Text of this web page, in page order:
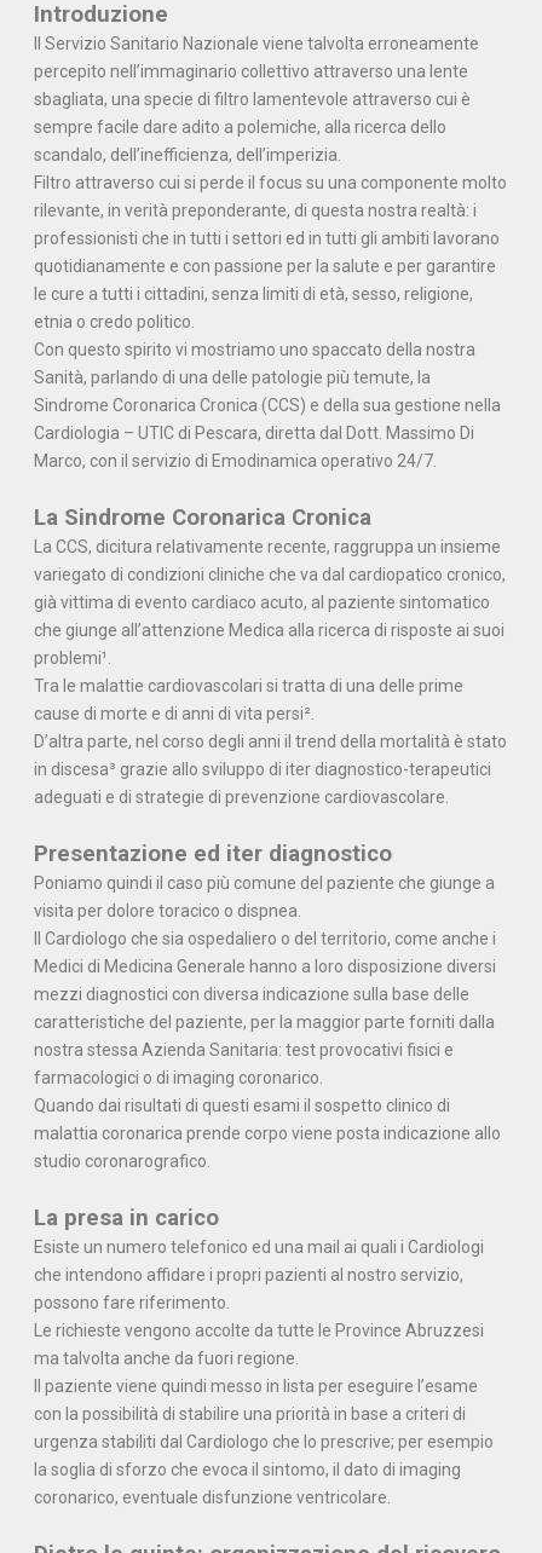
Introduzione
Il Servizio Sanitario Nazionale viene talvolta erroneamente
percepito nell’immaginario collettivo attraverso una lente
sbagliata, una specie di filtro lamentevole attraverso cui è
sempre facile dare adito a polemiche, alla ricerca dello
scandalo, dell’inefficienza, dell’imperizia.
Filtro attraverso cui si perde il focus su una componente molto
rilevante, in verità preponderante, di questa nostra realtà: i
professionisti che in tutti i settori ed in tutti gli ambiti lavorano
quotidianamente e con passione per la salute e per garantire
le cure a tutti i cittadini, senza limiti di età, sesso, religione,
etnia o credo politico.
Con questo spirito vi mostriamo uno spaccato della nostra
Sanità, parlando di una delle patologie più temute, la
Sindrome Coronarica Cronica (CCS) e della sua gestione nella
Cardiologia – UTIC di Pescara, diretta dal Dott. Massimo Di
Marco, con il servizio di Emodinamica operativo 24/7.
La Sindrome Coronarica Cronica
La CCS, dicitura relativamente recente, raggruppa un insieme
variegato di condizioni cliniche che va dal cardiopatico cronico,
già vittima di evento cardiaco acuto, al paziente sintomatico
che giunge all’attenzione Medica alla ricerca di risposte ai suoi
problemi¹.
Tra le malattie cardiovascolari si tratta di una delle prime
cause di morte e di anni di vita persi².
D’altra parte, nel corso degli anni il trend della mortalità è stato
in discesa³ grazie allo sviluppo di iter diagnostico-terapeutici
adeguati e di strategie di prevenzione cardiovascolare.
Presentazione ed iter diagnostico
Poniamo quindi il caso più comune del paziente che giunge a
visita per dolore toracico o dispnea.
Il Cardiologo che sia ospedaliero o del territorio, come anche i
Medici di Medicina Generale hanno a loro disposizione diversi
mezzi diagnostici con diversa indicazione sulla base delle
caratteristiche del paziente, per la maggior parte forniti dalla
nostra stessa Azienda Sanitaria: test provocativi fisici e
farmacologici o di imaging coronarico.
Quando dai risultati di questi esami il sospetto clinico di
malattia coronarica prende corpo viene posta indicazione allo
studio coronarografico.
La presa in carico
Esiste un numero telefonico ed una mail ai quali i Cardiologi
che intendono affidare i propri pazienti al nostro servizio,
possono fare riferimento.
Le richieste vengono accolte da tutte le Province Abruzzesi
ma talvolta anche da fuori regione.
Il paziente viene quindi messo in lista per eseguire l’esame
con la possibilità di stabilire una priorità in base a criteri di
urgenza stabiliti dal Cardiologo che lo prescrive; per esempio
la soglia di sforzo che evoca il sintomo, il dato di imaging
coronarico, eventuale disfunzione ventricolare.